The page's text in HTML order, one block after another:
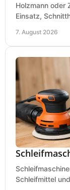
Holzmann oder
Einsatz,
7. August 2026
Schleifmittel